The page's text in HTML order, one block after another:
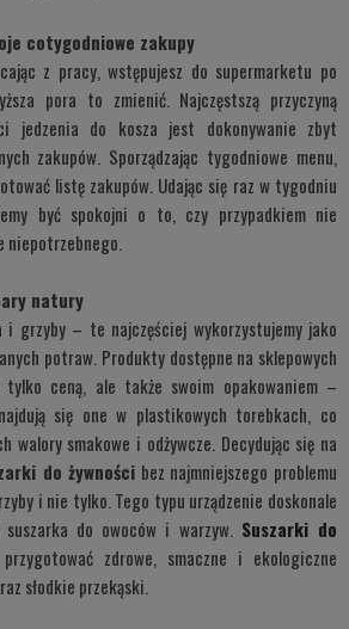
cotygodniowe zakupy
z pracy, wstępujesz do supermarketu po
pora to zmienić. Najczęstszą przyczyną
jedzenia do kosza jest dokonywanie zbyt
zakupów. Sporządzając tygodniowe menu,
listę zakupów. Udając się raz w tygodniu
być spokojni o to, czy przypadkiem nie
niepotrzebnego.
natury
i grzyby – te najczęściej wykorzystujemy jako
potraw. Produkty dostępne na sklepowych
tylko ceną, ale także swoim opakowaniem –
się one w plastikowych torebkach, co
walory smakowe i odżywcze. Decydując się na
do żywności bez najmniejszego problemu
i nie tylko. Tego typu urządzenie doskonale
do owoców i warzyw. Suszarki do
zdrowe, smaczne i ekologiczne
słodkie przekąski.